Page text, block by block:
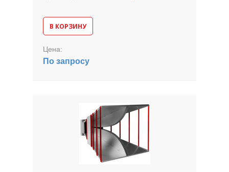
В КОРЗИНУ
Цена:
По запросу